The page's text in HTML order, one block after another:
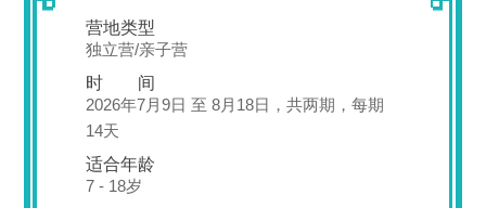
营地类型
独立营/亲子营
时 间
2026年7月9日 至 8月18日，共两期，每期
14天
适合年龄
7 - 18岁